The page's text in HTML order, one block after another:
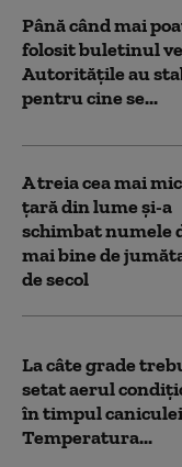
Până când mai
folosit buletinul
Autoritățile au
pentru cine se...
A treia cea mai
țară din lume și-a
schimbat numele
mai bine de
de secol
La câte grade
setat aerul
în timpul
Temperatura...